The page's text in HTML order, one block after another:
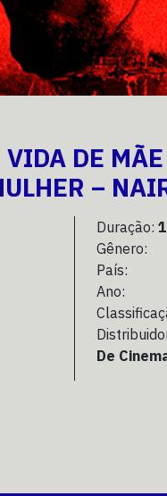
DE
–
Duração:
Gênero:
País:
Ano:
De